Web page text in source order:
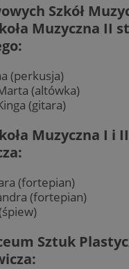
Szkół
Muzyczna II
(perkusja)
(altówka)
(gitara)
Muzyczna I i
(fortepian)
(fortepian)
Sztuk